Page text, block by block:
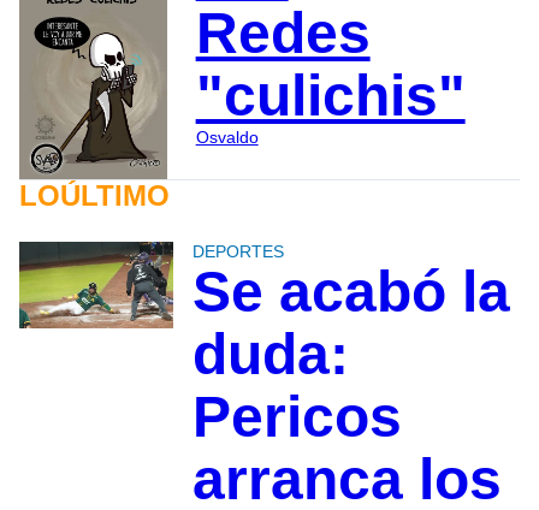
Redes
"culichis"
Osvaldo
LOÚLTIMO
DEPORTES
Se acabó la
duda:
Pericos
arranca los